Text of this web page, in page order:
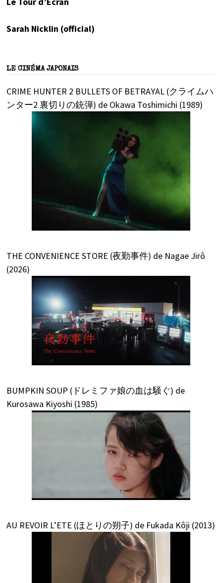
Sarah Nicklin (official)
LE CINÉMA JAPONAIS
CRIME HUNTER 2 BULLETS OF BETRAYAL (クライムハ
ンター2 裏切りの銃弾) de Okawa Toshimichi (1989)
THE CONVENIENCE STORE (夜勤事件) de Nagae Jirô
(2026)
BUMPKIN SOUP (ドレミファ娘の血は騒ぐ) de
Kurosawa Kiyoshi (1985)
AU REVOIR L’ETE (ほとりの朔子) de Fukada Kôji (2013)